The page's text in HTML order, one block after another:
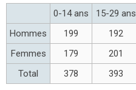
0-14 ans
15-29 ans
Hommes
199 192
Femmes
179 201
Total
378 393